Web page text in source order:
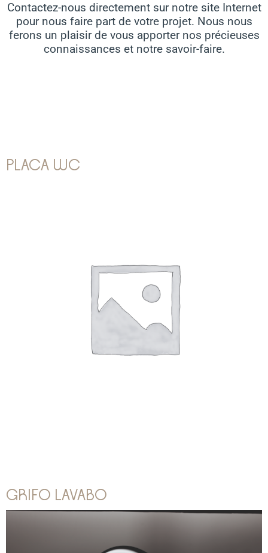
Contactez-nous directement sur notre site Internet
pour nous faire part de votre projet. Nous nous
ferons un plaisir de vous apporter nos précieuses
connaissances et notre savoir-faire.
PLACA WC
GRIFO LAVABO